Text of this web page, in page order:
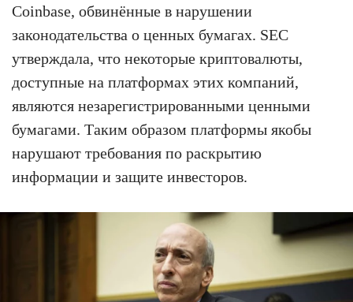
Coinbase, обвинённые в нарушении
законодательства о ценных бумагах. SEC
утверждала, что некоторые криптовалюты,
доступные на платформах этих компаний,
являются незарегистрированными ценными
бумагами. Таким образом платформы якобы
нарушают требования по раскрытию
информации и защите инвесторов.